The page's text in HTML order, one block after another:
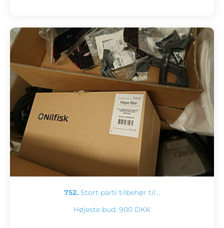
752. Stort parti tilbehør til…
Højeste bud: 900 DKK